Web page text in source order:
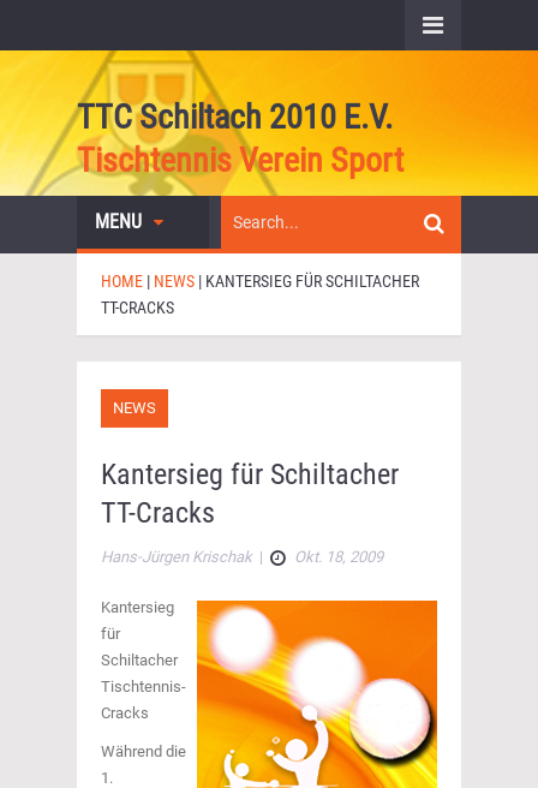
TTC Schiltach 2010 E.V.
Tischtennis Verein Sport
MENU
HOME | NEWS | KANTERSIEG FÜR SCHILTACHER
TT-CRACKS
NEWS
Kantersieg für Schiltacher
TT-Cracks
Hans-Jürgen Krischak| Okt. 18, 2009
Kantersieg
für
Schiltacher
Tischtennis-
Cracks
Während die
1.